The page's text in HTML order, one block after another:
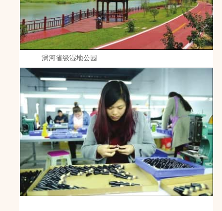
涡河省级湿地公园